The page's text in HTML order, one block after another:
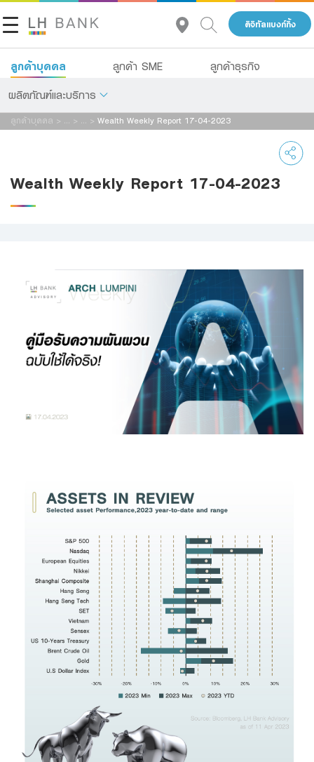
ดิจิทัลแบงก์กิ้ง
ลูกค้าบุคคล ลูกค้า SME ลูกค้าธุรกิจ
ผลิตภัณฑ์และบริการ
เกี่ยวกับเรา
ติดต่อเรา
โทร 1327 TH
ดิจิทัลแบงก์กิ้ง
Family Banking
Foreigners
ลูกค้าบุคคล > > > Wealth Weekly Report 17-04-2023
Wealth Weekly Report 17-04-2023